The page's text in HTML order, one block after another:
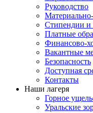
Руководство
Стипендии и
Платные
Финансово-
Вакантные
Безопасность
Доступная
Контакты
Наши лагеря
Горное
Уральские